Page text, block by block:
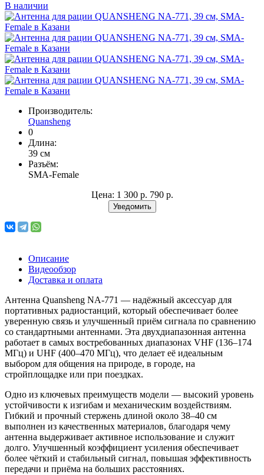
В наличии
Производитель:
Quansheng
0
Длина:
39 см
Разъём:
SMA-Female
Цена: 1 300 р. 790 р.
Уведомить
Описание
Видеообзор
Доставка и оплата
Антенна Quansheng NA-771 — надёжный аксессуар для
портативных радиостанций, который обеспечивает более
уверенную связь и улучшенный приём сигнала по сравнению
со стандартными антеннами. Эта двухдиапазонная антенна
работает в самых востребованных диапазонах VHF (136–174
МГц) и UHF (400–470 МГц), что делает её идеальным
выбором для общения на природе, в городе, на
стройплощадке или при поездках.
Одно из ключевых преимуществ модели — высокий уровень
устойчивости к изгибам и механическим воздействиям.
Гибкий и прочный стержень длиной около 38–40 см
выполнен из качественных материалов, благодаря чему
антенна выдерживает активное использование и служит
долго. Улучшенный коэффициент усиления обеспечивает
более чёткий и стабильный сигнал, повышая эффективность
передачи и приёма на больших расстояниях.